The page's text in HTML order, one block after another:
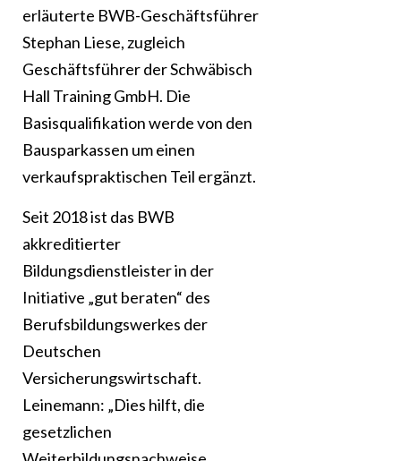
erläuterte BWB-Geschäftsführer
Stephan Liese, zugleich
Geschäftsführer der Schwäbisch
Hall Training GmbH. Die
Basisqualifikation werde von den
Bausparkassen um einen
verkaufspraktischen Teil ergänzt.
Seit 2018 ist das BWB
akkreditierter
Bildungsdienstleister in der
Initiative „gut beraten“ des
Berufsbildungswerkes der
Deutschen
Versicherungswirtschaft.
Leinemann: „Dies hilft, die
gesetzlichen